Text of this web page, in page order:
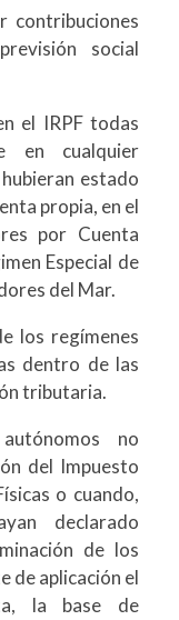
contribuciones
social
el IRPF todas
en cualquier
estado
propia, en el
por Cuenta
Especial de
del Mar.
los regímenes
dentro de las
tributaria.
no
del Impuesto
o cuando,
declarado
de los
de aplicación el
la base de